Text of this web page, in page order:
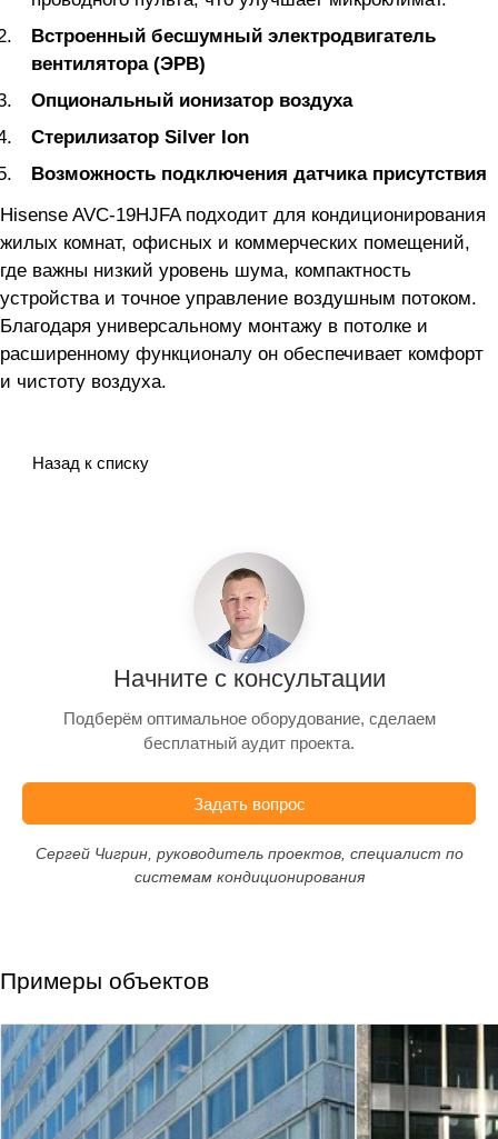
Встроенный бесшумный электродвигатель
вентилятора (ЭРВ)
Опциональный ионизатор воздуха
Стерилизатор Silver Ion
Возможность подключения датчика присутствия
Hisense AVC-19HJFA подходит для кондиционирования
жилых комнат, офисных и коммерческих помещений,
где важны низкий уровень шума, компактность
устройства и точное управление воздушным потоком.
Благодаря универсальному монтажу в потолке и
расширенному функционалу он обеспечивает комфорт
и чистоту воздуха.
Назад к списку
Начните с консультации
Подберём оптимальное оборудование, сделаем
бесплатный аудит проекта.
Задать вопрос
Сергей Чигрин, руководитель проектов, специалист по
системам кондиционирования
Примеры объектов